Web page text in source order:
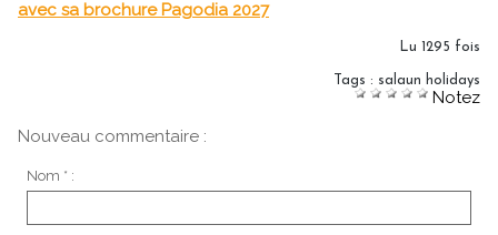
avec sa brochure Pagodia 2027
Lu 1295 fois
Tags : salaun holidays
Notez
Nouveau commentaire :
Nom * :